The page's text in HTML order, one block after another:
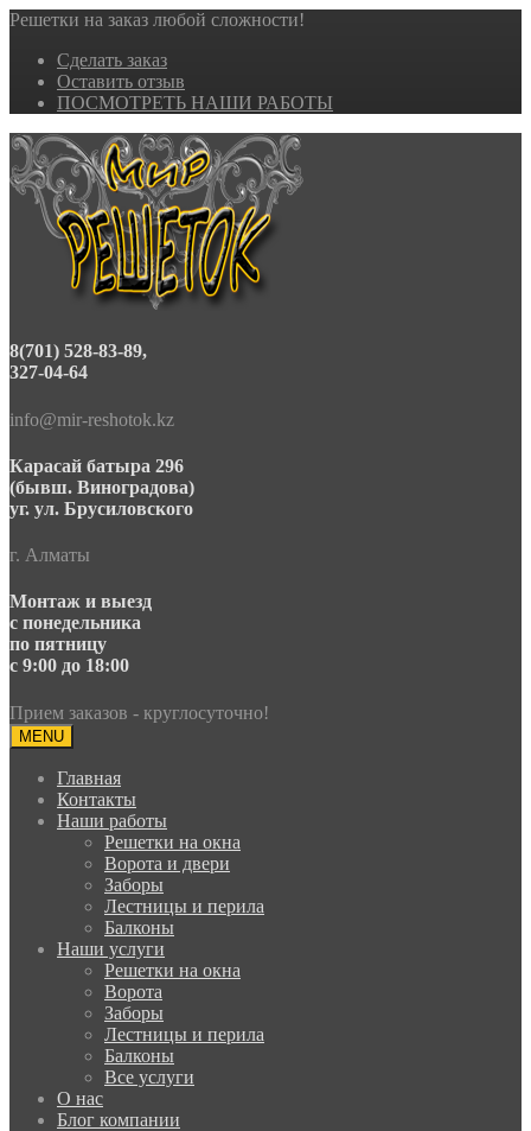
Решетки на заказ любой сложности!
Сделать заказ
Оставить отзыв
ПОСМОТРЕТЬ НАШИ РАБОТЫ
8(701) 528-83-89,
327-04-64
info@mir-reshotok.kz
Карасай батыра 296
(бывш. Виноградова)
уг. ул. Брусиловского
г. Алматы
Монтаж и выезд
с понедельника
по пятницу
с 9:00 до 18:00
Прием заказов - круглосуточно!
MENU
Главная
Контакты
Наши работы
Решетки на окна
Ворота и двери
Заборы
Лестницы и перила
Балконы
Наши услуги
Решетки на окна
Ворота
Заборы
Лестницы и перила
Балконы
Все услуги
О нас
Блог компании